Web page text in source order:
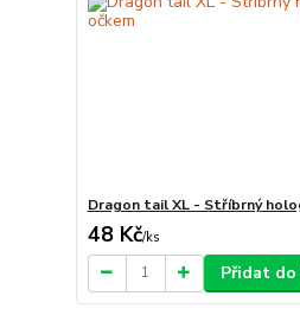
Dragon tail XL - Stříbrný
48 Kč/ks
Přidat do